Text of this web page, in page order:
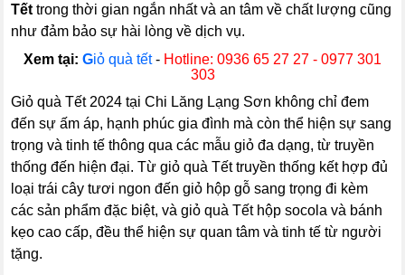
Tết trong thời gian ngắn nhất và an tâm về chất lượng cũng
như đảm bảo sự hài lòng về dịch vụ.
Xem tại: Giỏ quà tết- Hotline: 0936 65 27 27 - 0977 301
303
Giỏ quà Tết 2024 tại Chi Lăng Lạng Sơn không chỉ đem
đến sự ấm áp, hạnh phúc gia đình mà còn thể hiện sự sang
trọng và tinh tế thông qua các mẫu giỏ đa dạng, từ truyền
thống đến hiện đại. Từ giỏ quà Tết truyền thống kết hợp đủ
loại trái cây tươi ngon đến giỏ hộp gỗ sang trọng đi kèm
các sản phẩm đặc biệt, và giỏ quà Tết hộp socola và bánh
kẹo cao cấp, đều thể hiện sự quan tâm và tinh tế từ người
tặng.